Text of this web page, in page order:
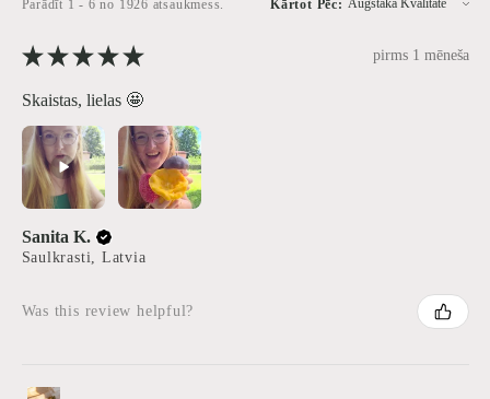
Parādīt 1 - 6 no 1926 atsaukmess. Kārtot Pēc:
★ ★ ★ ★ ★ pirms 1 mēneša
Skaistas, lielas 🤩
Sanita K.
Saulkrasti, Latvia
Was this review helpful?